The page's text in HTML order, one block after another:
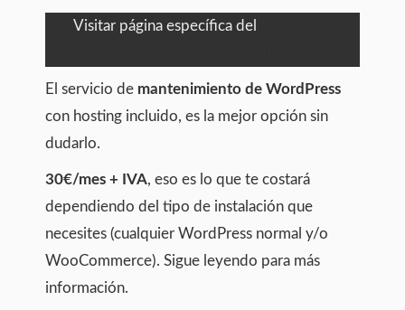
Visitar página específica del
El servicio de mantenimiento de WordPress
con hosting incluido, es la mejor opción sin
dudarlo.
30€/mes + IVA, eso es lo que te costará
dependiendo del tipo de instalación que
necesites (cualquier WordPress normal y/o
WooCommerce). Sigue leyendo para más
información.